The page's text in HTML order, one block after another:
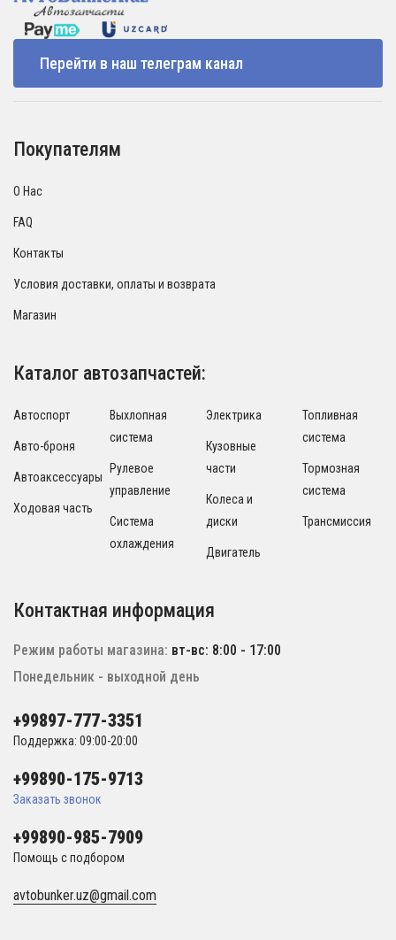
Перейти в наш телеграм канал
Покупателям
О Нас
FAQ
Контакты
Условия доставки, оплаты и возврата
Магазин
Каталог автозапчастей:
Автоспорт
Авто-броня
Автоаксессуары
Ходовая часть
Выхлопная
система
Рулевое
управление
Система
охлаждения
Электрика
Кузовные
части
Колеса и
диски
Двигатель
Топливная
система
Тормозная
система
Трансмиссия
Контактная информация
Режим работы магазина: вт-вс: 8:00 - 17:00
Понедельник - выходной день
+99897-777-3351
Поддержка: 09:00-20:00
+99890-175-9713
Заказать звонок
+99890-985-7909
Помощь с подбором
avtobunker.uz@gmail.com